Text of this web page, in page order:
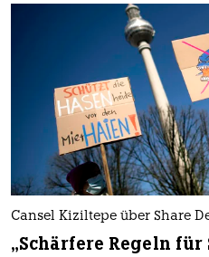
Cansel Kiziltepe über Share
„Schärfere Regeln